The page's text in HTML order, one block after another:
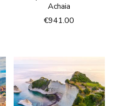
Achaia
€941.00